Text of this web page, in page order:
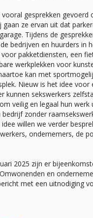
gesprekken gevoerd
gaan ze ervan uit dat
Tijdens de
bedrijven en huurders in
pakketdiensten, een
werkplekken voor
kan met
Nieuw is het idee voor
kunnen sekswerkers
veilig en legaal hun werk
bedrijf zonder
willen we verder
ondernemers, de
2025 zijn er
en
met een uitnodiging